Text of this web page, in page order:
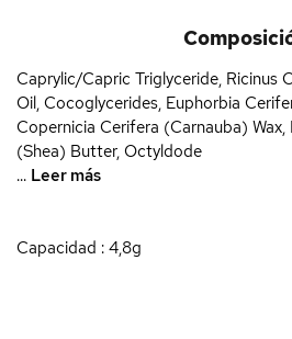
Caprylic/Capric Triglyceride, Ricinus
Oil, Cocoglycerides, Euphorbia
Copernicia Cerifera (Carnauba)
(Shea) Butter, Octyldode
... Leer más
Capacidad : 4,8g